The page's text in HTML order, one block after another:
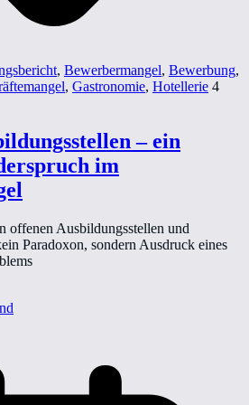
, Bewerbermangel, Bewerbung,
, Gastronomie, Hotellerie 4
– ein
im
offenen Ausbildungsstellen und
Paradoxon, sondern Ausdruck eines